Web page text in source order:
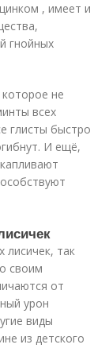
, имеет и
гнойных
не
всех
глисты быстро
И ещё,
так
своим
от
урон
виды
из детского